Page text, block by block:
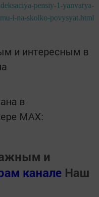
pensiy-1-yanvarya-
i-na-skolko-povysyat.html
и интересным в
в
MАХ:
и
канале Наш